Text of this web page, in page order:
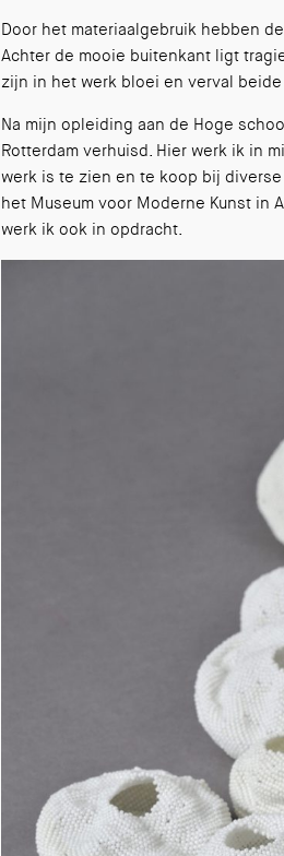
Door het materiaalgebruik hebben
Achter de mooie buitenkant ligt
zijn in het werk bloei en verval
Na mijn opleiding aan de Hoge
Rotterdam verhuisd. Hier werk ik in
werk is te zien en te koop bij
het Museum voor Moderne Kunst in
werk ik ook in opdracht.